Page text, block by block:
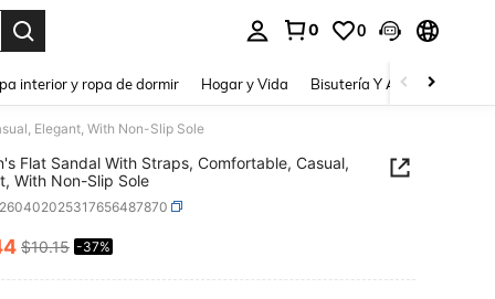
0 0
interior y ropa de dormir Hogar y Vida Bisutería Y Accesorios
Elegant, With Non-Slip Sole
Flat Sandal With Straps, Comfortable, Casual,
With Non-Slip Sole
AND AVAILABILITY
$10.15 -37%